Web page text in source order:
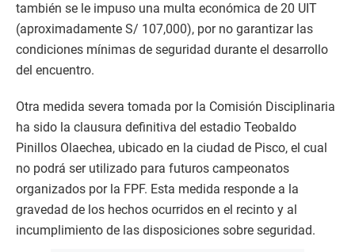
también se le impuso una multa económica de 20 UIT
(aproximadamente S/ 107,000), por no garantizar las
condiciones mínimas de seguridad durante el desarrollo
del encuentro.
Otra medida severa tomada por la Comisión Disciplinaria
ha sido la clausura definitiva del estadio Teobaldo
Pinillos Olaechea, ubicado en la ciudad de Pisco, el cual
no podrá ser utilizado para futuros campeonatos
organizados por la FPF. Esta medida responde a la
gravedad de los hechos ocurridos en el recinto y al
incumplimiento de las disposiciones sobre seguridad.